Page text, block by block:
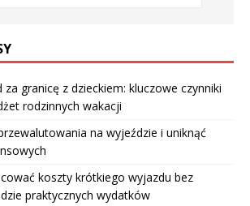
granicę z dzieckiem: kluczowe czynniki
rodzinnych wakacji
na wyjeździe i uniknąć
koszty krótkiego wyjazdu bez
praktycznych wydatków